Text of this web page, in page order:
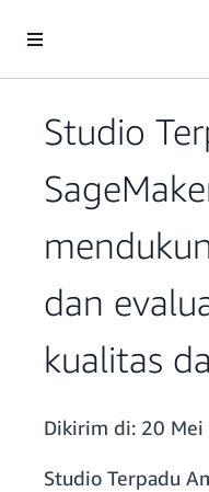
Studio
dan
kualitas
Dikirim di: 20
Studio Terpadu